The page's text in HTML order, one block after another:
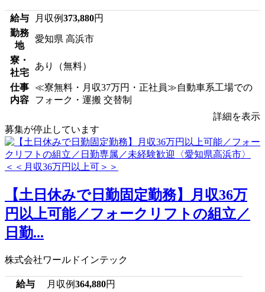
給与 月収例373,880円
勤務
地
愛知県 高浜市
寮・
社宅
あり（無料）
仕事
内容
≪寮無料・月収37万円・正社員≫自動車系工場での
フォーク・運搬 交替制
詳細を表示
募集が停止しています
【土日休みで日勤固定勤務】月収36万
円以上可能／フォークリフトの組立／
日勤...
株式会社ワールドインテック
給与 月収例364,880円